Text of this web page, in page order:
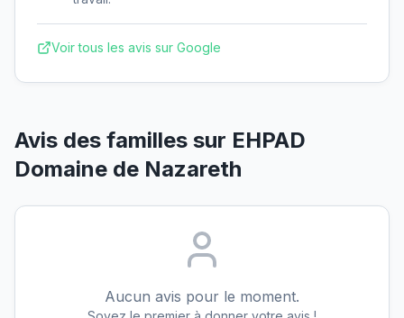
Voir tous les avis sur Google
Avis des familles sur EHPAD
Domaine de Nazareth
Aucun avis pour le moment.